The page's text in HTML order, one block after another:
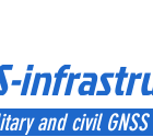
and civil